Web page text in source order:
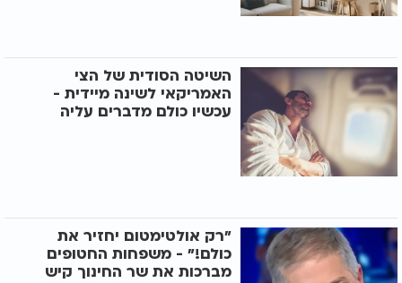
השיטה הסודית של הצי
האמריקאי לשינה מיידית -
עכשיו כולם מדברים עליה
"רק אולטימטום יחזיר את
כולם!" - משפחות החטופים
מברכות את שר החינוך קיש